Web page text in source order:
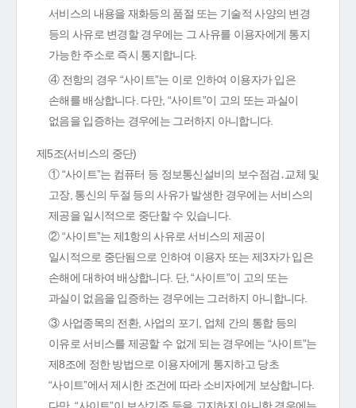
서비스의 내용을 재화등의 품절 또는 기술적 사양의 변경
등의 사유로 변경할 경우에는 그 사유를 이용자에게 통지
가능한 주소로 즉시 통지합니다.
④ 전항의 경우 “사이트”는 이로 인하여 이용자가 입은
손해를 배상합니다. 다만, “사이트”이 고의 또는 과실이
없음을 입증하는 경우에는 그러하지 아니합니다.
제5조(서비스의 중단)
① “사이트”는 컴퓨터 등 정보통신설비의 보수점검․교체 및
고장, 통신의 두절 등의 사유가 발생한 경우에는 서비스의
제공을 일시적으로 중단할 수 있습니다.
② “사이트”는 제1항의 사유로 서비스의 제공이
일시적으로 중단됨으로 인하여 이용자 또는 제3자가 입은
손해에 대하여 배상합니다. 단, “사이트”이 고의 또는
과실이 없음을 입증하는 경우에는 그러하지 아니합니다.
③ 사업종목의 전환, 사업의 포기, 업체 간의 통합 등의
이유로 서비스를 제공할 수 없게 되는 경우에는 “사이트”는
제8조에 정한 방법으로 이용자에게 통지하고 당초
“사이트”에서 제시한 조건에 따라 소비자에게 보상합니다.